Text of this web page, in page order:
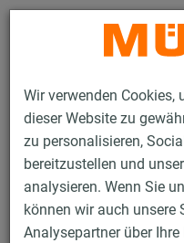
Wir verwenden
dieser Website zu
zu personalisieren,
bereitzustellen und
analysieren. Wenn Sie
können wir auch unsere
Analysepartner über
Produkte
OPTIMAL Junior® Easy